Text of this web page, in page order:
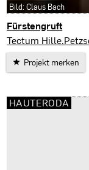
Fürstengruft
Weimar
Tectum
Projekt merken
Bild: Claus Bach
HAUTERODA